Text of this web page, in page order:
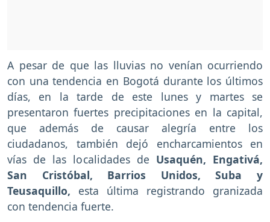
A pesar de que las lluvias no venían ocurriendo
con una tendencia en Bogotá durante los últimos
días, en la tarde de este lunes y martes se
presentaron fuertes precipitaciones en la capital,
que además de causar alegría entre los
ciudadanos, también dejó encharcamientos en
vías de las localidades de Usaquén, Engativá,
San Cristóbal, Barrios Unidos, Suba y
Teusaquillo, esta última registrando granizada
con tendencia fuerte.